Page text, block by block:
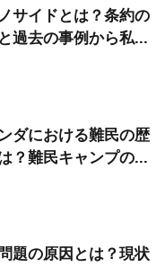
サイドとは？条約の
過去の事例から私...
ダにおける難民の歴
？難民キャンプの...
題の原因とは？現状